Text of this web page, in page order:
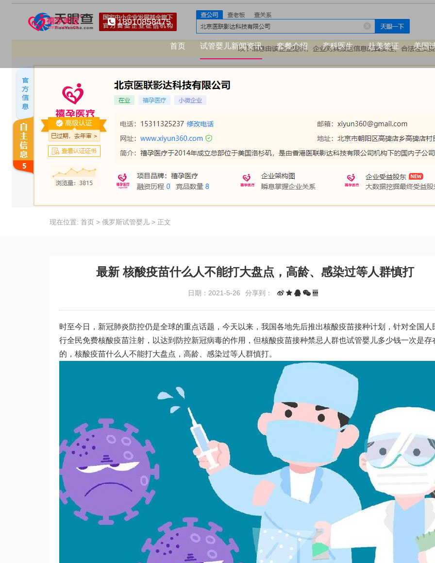
18910858475
首页 试管婴儿新闻资讯 套餐介绍 产科医生 赴美签证 美国
现在位置: 首页 > 俄罗斯试管婴儿 > 正文
最新 核酸疫苗什么人不能打大盘点，高龄、感染过等人群慎打
日期：2021-5-26 分享到：
时至今日，新冠肺炎防控仍是全球的重点话题，今天以来，我国各地先后推出核酸疫苗接种计划，针对全国人
行全民免费核酸疫苗注射，以达到防控新冠病毒的作用，但核酸疫苗接种禁忌人群也试管婴儿多少钱一次是存
的，核酸疫苗什么人不能打大盘点，高龄、感染过等人群慎打。